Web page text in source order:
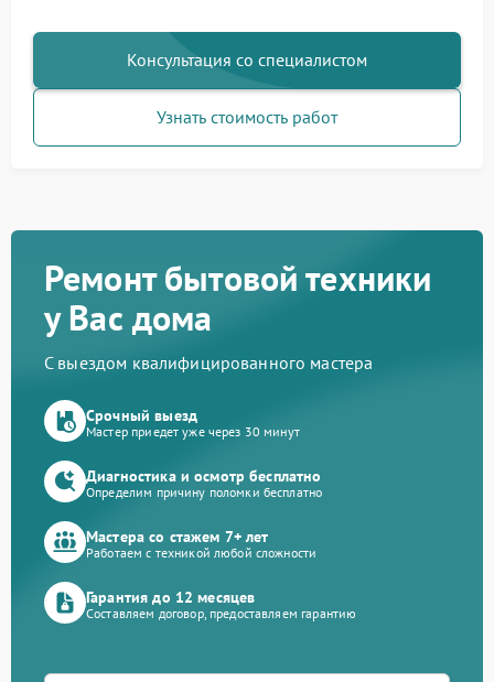
Консультация со специалистом
Узнать стоимость работ
Ремонт бытовой техники
у Вас дома
С выездом квалифицированного мастера
Срочный выезд
Мастер приедет уже через 30 минут
Диагностика и осмотр бесплатно
Определим причину поломки бесплатно
Мастера со стажем 7+ лет
Работаем с техникой любой сложности
Гарантия до 12 месяцев
Составляем договор, предоставляем гарантию